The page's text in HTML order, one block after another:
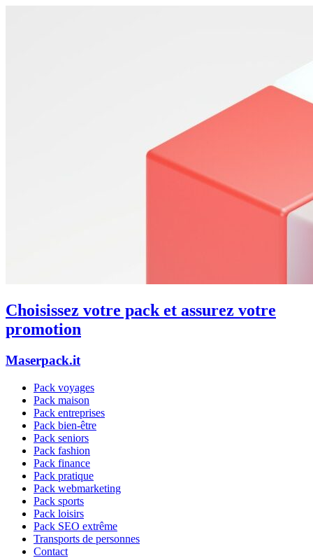
Choisissez votre pack et assurez votre
promotion
Maserpack.it
Pack voyages
Pack maison
Pack entreprises
Pack bien-être
Pack seniors
Pack fashion
Pack finance
Pack pratique
Pack webmarketing
Pack sports
Pack loisirs
Pack SEO extrême
Transports de personnes
Contact